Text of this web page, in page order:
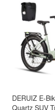
DERUIZ E-
Quartz SUV